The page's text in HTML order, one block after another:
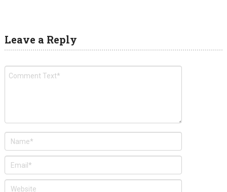
Leave a Reply